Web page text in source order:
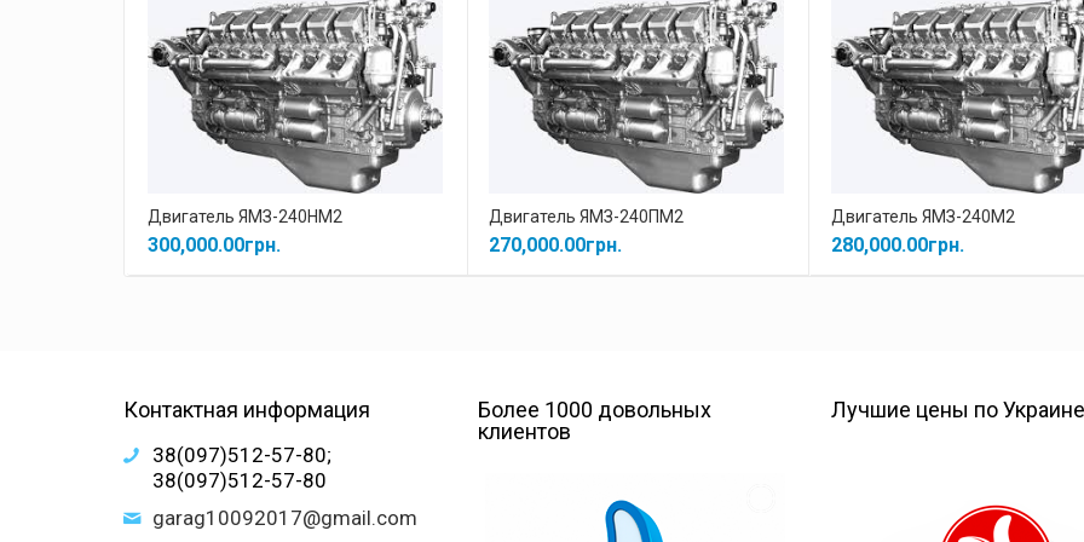
Двигатель ЯМЗ-240НМ2
300,000.00грн.
Двигатель ЯМЗ-240ПМ2
270,000.00грн.
Двигатель ЯМЗ-240М2
280,000.00грн.
Контактная информация
38(097)512-57-80;
38(097)512-57-80
garag10092017@gmail.com
Более 1000 довольных
клиентов
Лучшие цены по Украине